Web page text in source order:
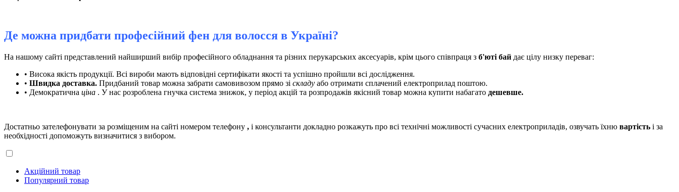
Де можна придбати професійний фен для волосся в Україні?
На нашому сайті представлений найширший вибір професійного обладнання та різних перукарських аксесуарів, крім цього співпраця з б'юті бай дає цілу низку переваг:
• Висока якість продукції. Всі вироби мають відповідні сертифікати якості та успішно пройшли всі дослідження.
• Швидка доставка. Придбаний товар можна забрати самовивозом прямо зі складу або отримати сплачений електроприлад поштою.
• Демократична ціна . У нас розроблена гнучка система знижок, у період акцій та розпродажів якісний товар можна купити набагато дешевше.
Достатньо зателефонувати за розміщеним на сайті номером телефону , і консультанти докладно розкажуть про всі технічні можливості сучасних електроприладів, озвучать їхню вартість і за
необхідності допоможуть визначитися з вибором.
Акційний товар
Популярний товар